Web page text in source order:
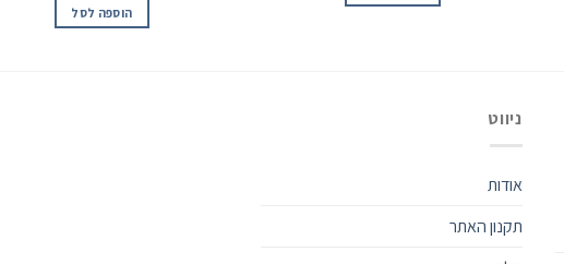
הוספה לסל
ניווט
אודות
תקנון האתר